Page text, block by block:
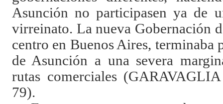
Asunción no participasen ya de
virreinato. La nueva Gobernación
centro en Buenos Aires, terminaba
de Asunción a una severa
rutas comerciales (GARAVAGLIA
79).